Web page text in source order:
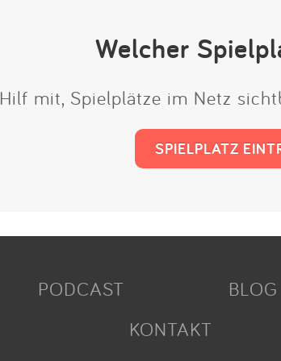
Welcher
Hilf mit, Spielplätze im Netz
SPIELPLATZ
PODCAST BLOG
KONTAKT